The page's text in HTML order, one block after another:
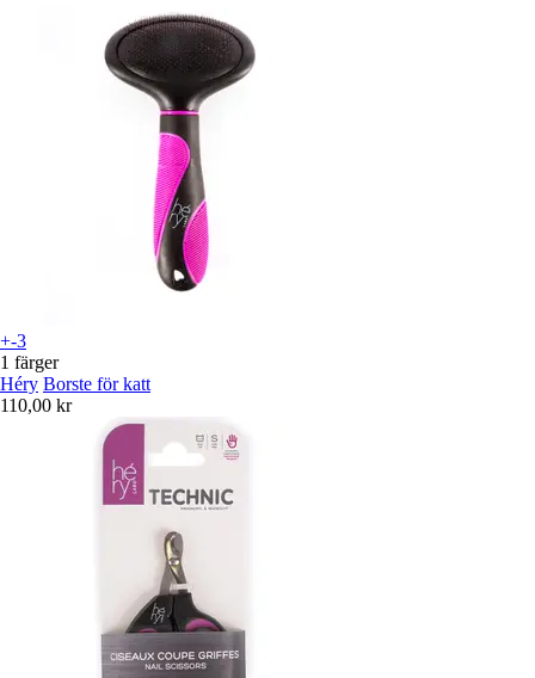
+-3
1 färger
Héry Borste för katt
110,00 kr